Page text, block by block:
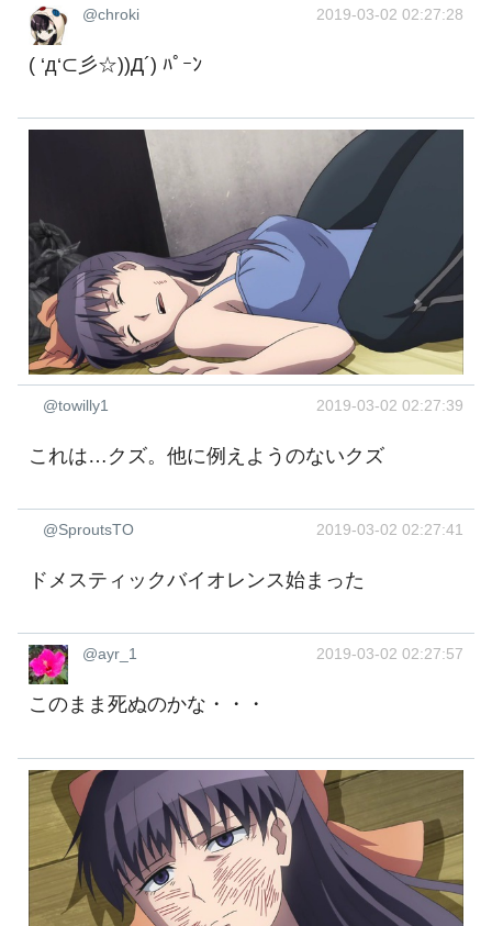
@chroki 2019-03-02 02:27:28
( ‘д‘⊂彡☆))Д´) ﾊﾟｰﾝ
@towilly1 2019-03-02 02:27:39
これは…クズ。他に例えようのないクズ
@SproutsTO 2019-03-02 02:27:41
ドメスティックバイオレンス始まった
@ayr_1 2019-03-02 02:27:57
このまま死ぬのかな・・・